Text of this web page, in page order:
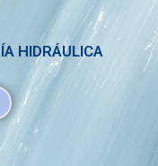
HIDRÁULICA